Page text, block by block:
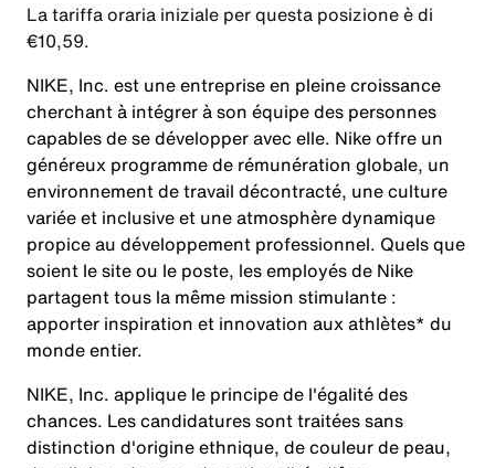
La tariffa oraria iniziale per questa posizione è di
€10,59.
NIKE, Inc. est une entreprise en pleine croissance
cherchant à intégrer à son équipe des personnes
capables de se développer avec elle. Nike offre un
généreux programme de rémunération globale, un
environnement de travail décontracté, une culture
variée et inclusive et une atmosphère dynamique
propice au développement professionnel. Quels que
soient le site ou le poste, les employés de Nike
partagent tous la même mission stimulante :
apporter inspiration et innovation aux athlètes* du
monde entier.
NIKE, Inc. applique le principe de l'égalité des
chances. Les candidatures sont traitées sans
distinction d'origine ethnique, de couleur de peau,